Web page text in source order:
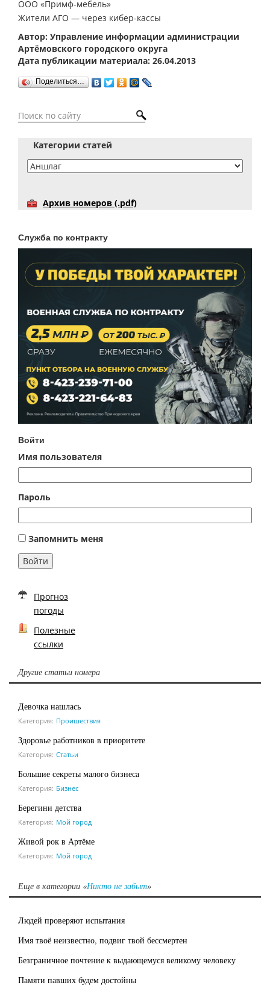
ООО «Примф-мебель»
Жители АГО — через кибер-кассы
Автор: Управление информации администрации
Артёмовского городского округа
Дата публикации материала: 26.04.2013
Поделиться…
Категории статей
Архив номеров (.pdf)
Служба по контракту
Войти
Имя пользователя
Пароль
Запомнить меня
Войти
Прогноз
погоды
Полезные
ссылки
Другие статьи номера
Девочка нашлась
Категория: Проишествия
Здоровье работников в приоритете
Категория: Статьи
Большие секреты малого бизнеса
Категория: Бизнес
Берегини детства
Категория: Мой город
Живой рок в Артёме
Категория: Мой город
Еще в категории «Никто не забыт»
Людей проверяют испытания
Имя твоё неизвестно, подвиг твой бессмертен
Безграничное почтение к выдающемуся великому человеку
Памяти павших будем достойны